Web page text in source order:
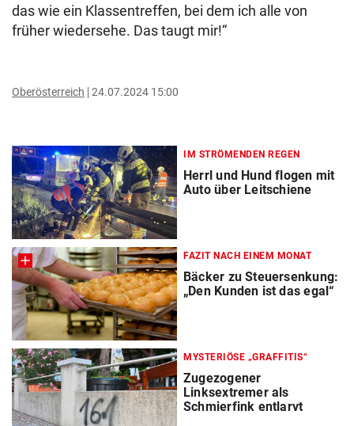
das wie ein Klassentreffen, bei dem ich alle von
früher wiedersehe. Das taugt mir!“
Oberösterreich 24.07.2024 15:00
IM STRÖMENDEN REGEN
Herrl und Hund flogen mit
Auto über Leitschiene
FAZIT NACH EINEM MONAT
Bäcker zu Steuersenkung:
„Den Kunden ist das egal“
MYSTERIÖSE „GRAFFITIS“
Zugezogener
Linksextremer als
Schmierfink entlarvt